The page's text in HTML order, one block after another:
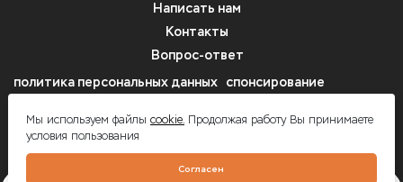
Написать нам
Контакты
Вопрос-ответ
политика персональных данных спонсирование
Шумоff - шумоизоляция автомобилей
Мы используем файлы cookie.Продолжая работу Вы принимаете
условия пользования
Согласен